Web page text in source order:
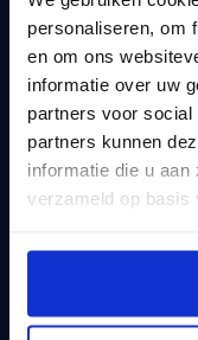
personaliseren, om
en om ons
informatie over uw
partners voor
partners kunnen
informatie die u
verzameld op basis